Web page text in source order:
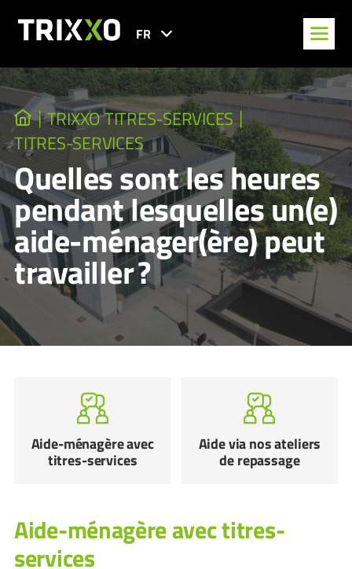
FR
TRIXXO TITRES-SERVICES
TITRES-SERVICES
Quelles sont les heures
pendant lesquelles un(e)
aide-ménager(ère) peut
travailler ?
Aide-ménagère avec
titres-services
Aide via nos ateliers
de repassage
Aide-ménagère avec titres-
services